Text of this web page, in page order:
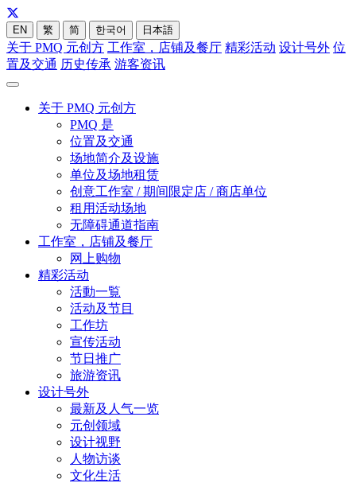
EN 繁 简 한국어 日本語
关于 PMQ 元创方 工作室，店铺及餐厅 精彩活动 设计号外 位
置及交通 历史传承 游客资讯
关于 PMQ 元创方
PMQ 是
位置及交通
场地简介及设施
单位及场地租赁
创意工作室 / 期间限定店 / 商店单位
租用活动场地
无障碍通道指南
工作室，店铺及餐厅
网上购物
精彩活动
活動一覧
活动及节目
工作坊
宣传活动
节日推广
旅游资讯
设计号外
最新及人气一览
元创领域
设计视野
人物访谈
文化生活